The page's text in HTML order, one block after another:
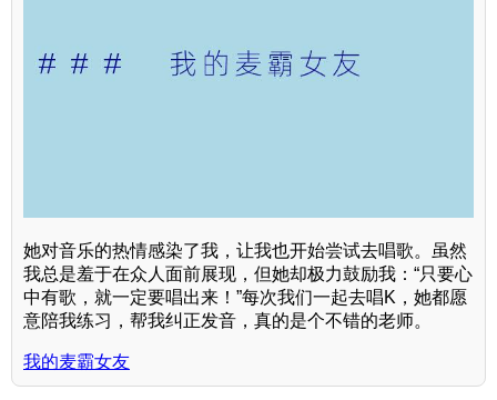
她对音乐的热情感染了我，让我也开始尝试去唱歌。虽然
我总是羞于在众人面前展现，但她却极力鼓励我：“只要心
中有歌，就一定要唱出来！”每次我们一起去唱K，她都愿
意陪我练习，帮我纠正发音，真的是个不错的老师。
我的麦霸女友